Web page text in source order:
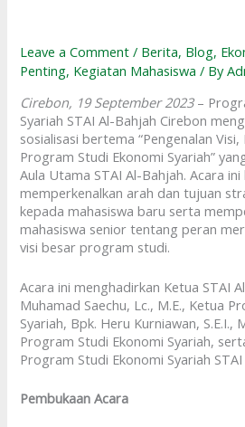
Leave a Comment / Berita, Blog,
Penting, Kegiatan Mahasiswa / By
Cirebon, 19 September 2023–
Syariah STAI Al-Bahjah Cirebon
sosialisasi bertema “Pengenalan
Program Studi Ekonomi Syariah”
Aula Utama STAI Al-Bahjah. Acara
memperkenalkan arah dan tujuan
kepada mahasiswa baru serta
mahasiswa senior tentang peran
visi besar program studi.
Acara ini menghadirkan Ketua STAI
Muhamad Saechu, Lc., M.E., Ketua
Syariah, Bpk. Heru Kurniawan, S.E.I.,
Program Studi Ekonomi Syariah,
Program Studi Ekonomi Syariah
Pembukaan Acara